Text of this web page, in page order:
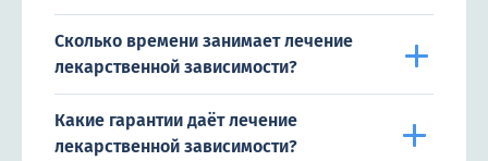
Сколько времени занимает лечение
лекарственной зависимости?
Какие гарантии даёт лечение
лекарственной зависимости?